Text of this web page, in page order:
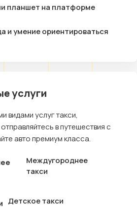
планшет на платформе
и умение ориентироваться
услуги
видами услуг такси,
в путешествия с
авто премиум класса.
Междугороднее
такси
Детское такси